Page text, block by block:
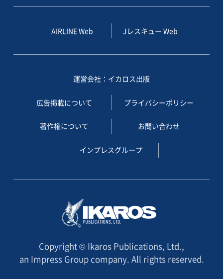
AIRLINE Web Jレスキュー Web
運営会社：イカロス出版
広告掲載について プライバシーポリシー
著作権について お問い合わせ
インプレスグループ
Copyright © Ikaros Publications, Ltd.,
an Impress Group company. All rights reserved.